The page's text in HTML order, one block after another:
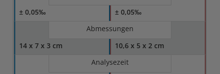
± 0,05‰
± 0,05‰
Abmessungen
14 x 7 x 3 cm
10,6 x 5 x 2 cm
Analysezeit